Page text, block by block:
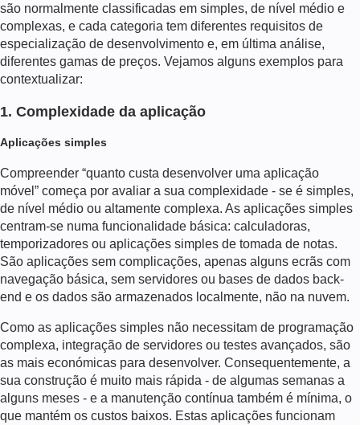
são normalmente classificadas em simples, de nível médio e
complexas, e cada categoria tem diferentes requisitos de
especialização de desenvolvimento e, em última análise,
diferentes gamas de preços. Vejamos alguns exemplos para
contextualizar:
1. Complexidade da aplicação
Aplicações simples
Compreender “quanto custa desenvolver uma aplicação
móvel” começa por avaliar a sua complexidade - se é simples,
de nível médio ou altamente complexa. As aplicações simples
centram-se numa funcionalidade básica: calculadoras,
temporizadores ou aplicações simples de tomada de notas.
São aplicações sem complicações, apenas alguns ecrãs com
navegação básica, sem servidores ou bases de dados back-
end e os dados são armazenados localmente, não na nuvem.
Como as aplicações simples não necessitam de programação
complexa, integração de servidores ou testes avançados, são
as mais económicas para desenvolver. Consequentemente, a
sua construção é muito mais rápida - de algumas semanas a
alguns meses - e a manutenção contínua também é mínima, o
que mantém os custos baixos. Estas aplicações funcionam